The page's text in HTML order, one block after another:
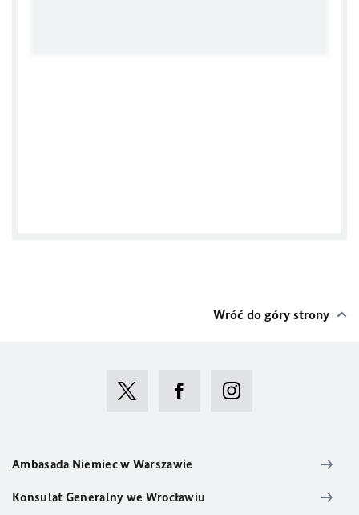
Wróć do góry strony
Ambasada Niemiec w Warszawie
Konsulat Generalny we Wrocławiu